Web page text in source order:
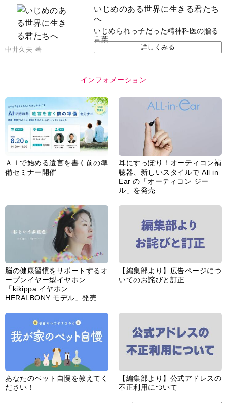
いじめのある世界に生きる君たち
へ
いじめられっ子だった精神科医の贈る
言葉
中井久夫 著 詳しくみる
インフォメーション
ＡＩで始める遺言を書く前の準
備セミナー開催
耳にすっぽり！オーティコン補
聴器、新しいスタイルで All in
Ear の「オーティコン ジー
ル」を発売
脳の健康習慣をサポートするオ
ープンイヤー型イヤホン
「kikippa イヤホン
HERALBONY モデル」発売
【編集部より】広告ページにつ
いてのお詫びと訂正
あなたのペット自慢を教えてく
ださい！
【編集部より】公式アドレスの
不正利用について